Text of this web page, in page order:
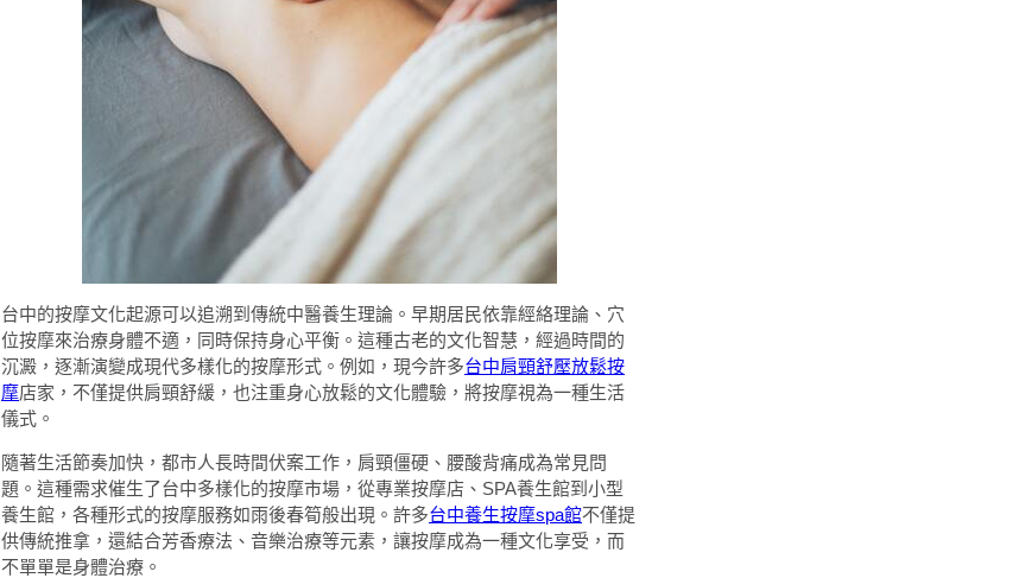
台中的按摩文化起源可以追溯到傳統中醫養生理論。早期居民依靠經絡理論、穴
位按摩來治療身體不適，同時保持身心平衡。這種古老的文化智慧，經過時間的
沉澱，逐漸演變成現代多樣化的按摩形式。例如，現今許多台中肩頸舒壓放鬆按
摩店家，不僅提供肩頸舒緩，也注重身心放鬆的文化體驗，將按摩視為一種生活
儀式。
隨著生活節奏加快，都市人長時間伏案工作，肩頸僵硬、腰酸背痛成為常見問
題。這種需求催生了台中多樣化的按摩市場，從專業按摩店、SPA養生館到小型
養生館，各種形式的按摩服務如雨後春筍般出現。許多台中養生按摩spa館不僅提
供傳統推拿，還結合芳香療法、音樂治療等元素，讓按摩成為一種文化享受，而
不單單是身體治療。